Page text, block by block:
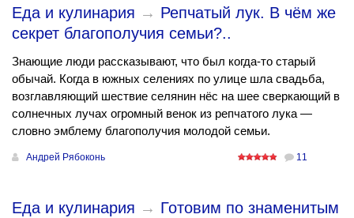
Еда и кулинария → Репчатый лук. В чём же
секрет благополучия семьи?..
Знающие люди рассказывают, что был когда-то старый
обычай. Когда в южных селениях по улице шла свадьба,
возглавляющий шествие селянин нёс на шее сверкающий в
солнечных лучах огромный венок из репчатого лука —
словно эмблему благополучия молодой семьи.
Андрей Рябоконь 11
Еда и кулинария → Готовим по знаменитым